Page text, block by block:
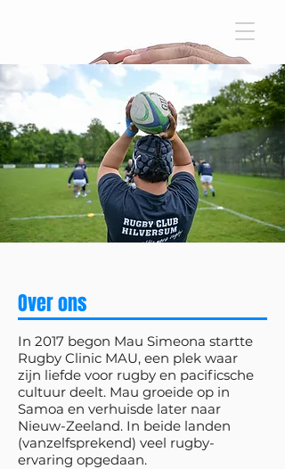
Over ons
In 2017 begon Mau Simeona startte
Rugby Clinic MAU, een plek waar
zijn liefde voor rugby en pacificsche
cultuur deelt. Mau groeide op in
Samoa en verhuisde later naar
Nieuw-Zeeland. In beide landen
(vanzelfsprekend) veel rugby-
ervaring opgedaan.